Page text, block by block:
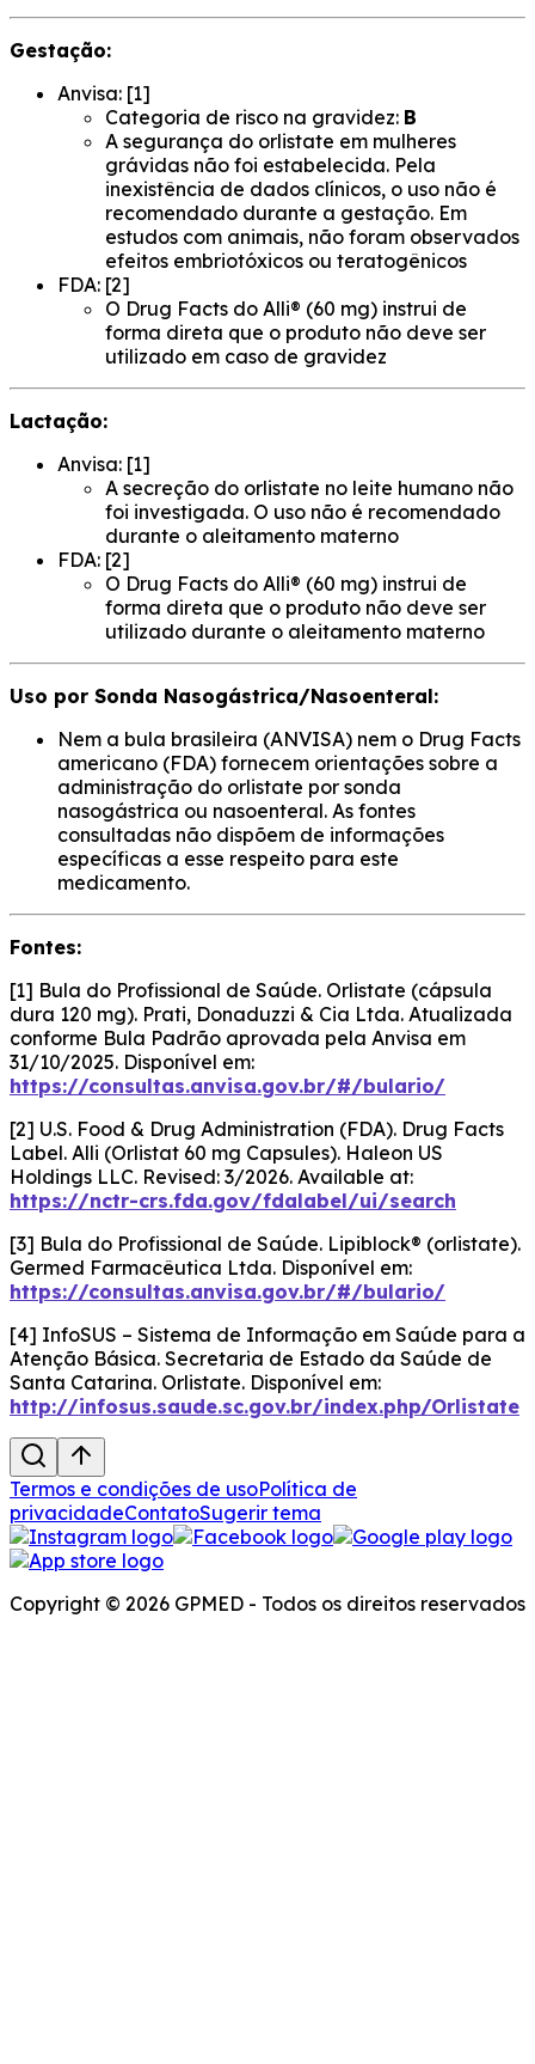
Gestação:
Anvisa: [1]
Categoria de risco na gravidez: B
A segurança do orlistate em mulheres
grávidas não foi estabelecida. Pela
inexistência de dados clínicos, o uso não é
recomendado durante a gestação. Em
estudos com animais, não foram observados
efeitos embriotóxicos ou teratogênicos
FDA: [2]
O Drug Facts do Alli® (60 mg) instrui de
forma direta que o produto não deve ser
utilizado em caso de gravidez
Lactação:
Anvisa: [1]
A secreção do orlistate no leite humano não
foi investigada. O uso não é recomendado
durante o aleitamento materno
FDA: [2]
O Drug Facts do Alli® (60 mg) instrui de
forma direta que o produto não deve ser
utilizado durante o aleitamento materno
Uso por Sonda Nasogástrica/Nasoenteral:
Nem a bula brasileira (ANVISA) nem o Drug Facts
americano (FDA) fornecem orientações sobre a
administração do orlistate por sonda
nasogástrica ou nasoenteral. As fontes
consultadas não dispõem de informações
específicas a esse respeito para este
medicamento.
Fontes:
[1] Bula do Profissional de Saúde. Orlistate (cápsula
dura 120 mg). Prati, Donaduzzi & Cia Ltda. Atualizada
conforme Bula Padrão aprovada pela Anvisa em
31/10/2025. Disponível em:
https://consultas.anvisa.gov.br/#/bulario/
[2] U.S. Food & Drug Administration (FDA). Drug Facts
Label. Alli (Orlistat 60 mg Capsules). Haleon US
Holdings LLC. Revised: 3/2026. Available at:
https://nctr-crs.fda.gov/fdalabel/ui/search
[3] Bula do Profissional de Saúde. Lipiblock® (orlistate).
Germed Farmacêutica Ltda. Disponível em:
https://consultas.anvisa.gov.br/#/bulario/
[4] InfoSUS – Sistema de Informação em Saúde para a
Atenção Básica. Secretaria de Estado da Saúde de
Santa Catarina. Orlistate. Disponível em:
http://infosus.saude.sc.gov.br/index.php/Orlistate
Termos e condições de usoPolítica de
privacidadeContatoSugerir tema
Copyright © 2026 GPMED - Todos os direitos reservados